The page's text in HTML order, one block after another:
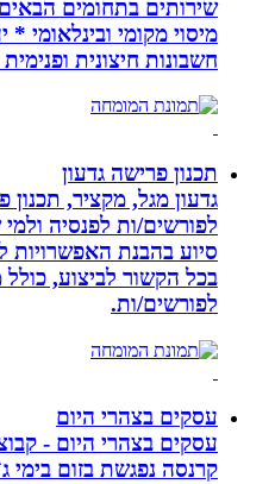
שירותים בתחומים הבאים
מיסוי מקומי ובינלאומי *
חשבונות חיצונית
תכנון פרישה גדעון
גדעון מגל, מקציר, תכנון
לפורשים/ות לפנסיה ולמי
סיוע בהבנת האפשרויות
בכל הקשור לביצוע, כולל
לפורשים/ות.
עסקים בצהרי היום
עסקים בצהרי היום - קבוצת
קרנסה נפגשת בזום בימי ג`